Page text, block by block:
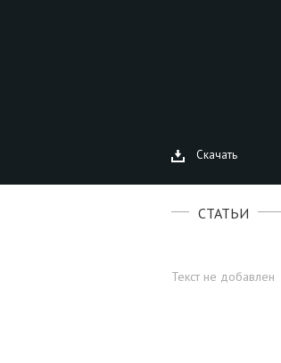
Скачать
СТАТЬИ
Текст не добавлен